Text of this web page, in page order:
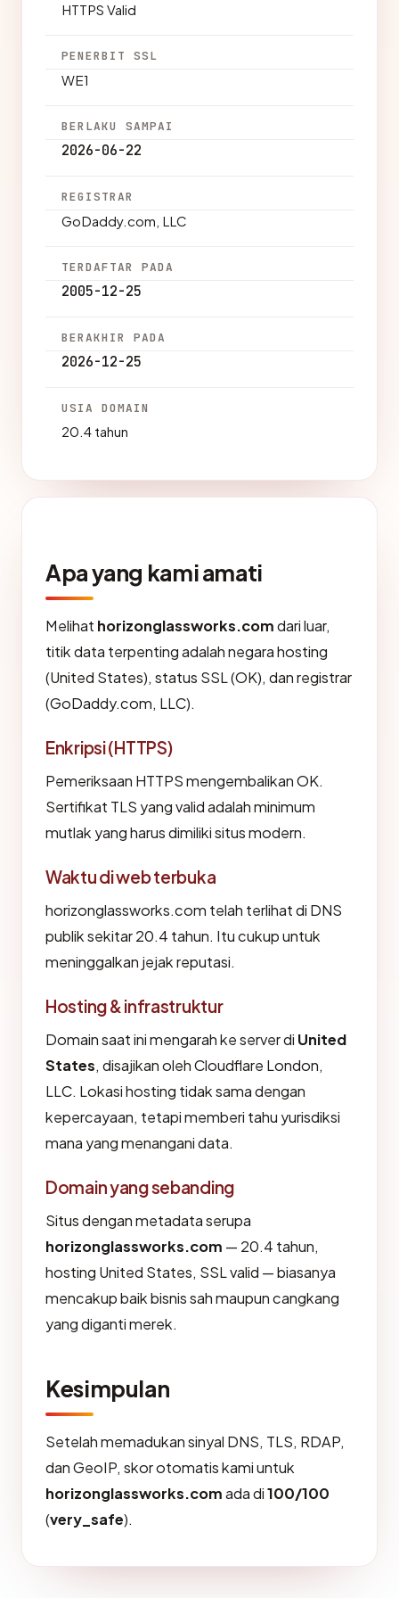
HTTPS Valid
PENERBIT SSL
WE1
BERLAKU SAMPAI
2026-06-22
REGISTRAR
GoDaddy.com, LLC
TERDAFTAR PADA
2005-12-25
BERAKHIR PADA
2026-12-25
USIA DOMAIN
20.4 tahun
Apa yang kami amati
Melihat horizonglassworks.comdari luar,
titik data terpenting adalah negara hosting
(United States), status SSL (OK), dan registrar
(GoDaddy.com, LLC).
Enkripsi (HTTPS)
Pemeriksaan HTTPS mengembalikan OK.
Sertifikat TLS yang valid adalah minimum
mutlak yang harus dimiliki situs modern.
Waktu di web terbuka
horizonglassworks.com telah terlihat di DNS
publik sekitar 20.4 tahun. Itu cukup untuk
meninggalkan jejak reputasi.
Hosting & infrastruktur
Domain saat ini mengarah ke server di United
States, disajikan oleh Cloudflare London,
LLC. Lokasi hosting tidak sama dengan
kepercayaan, tetapi memberi tahu yurisdiksi
mana yang menangani data.
Domain yang sebanding
Situs dengan metadata serupa
horizonglassworks.com — 20.4 tahun,
hosting United States, SSL valid — biasanya
mencakup baik bisnis sah maupun cangkang
yang diganti merek.
Kesimpulan
Setelah memadukan sinyal DNS, TLS, RDAP,
dan GeoIP, skor otomatis kami untuk
horizonglassworks.comada di100/100
(very_safe).